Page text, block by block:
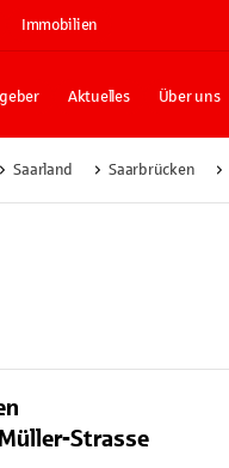
Immobilien
Aktuelles Über uns
Saarland Saarbrücken
Strasse